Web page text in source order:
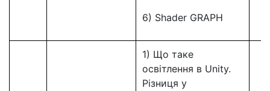
6) Shader GRAPH
1) Що таке
освітлення в Unity.
Різниця у